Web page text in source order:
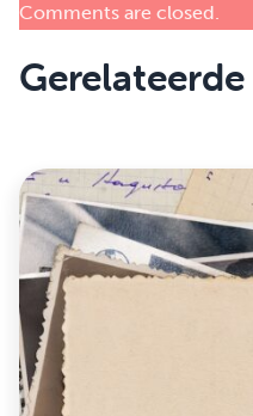
Comments are closed.
Gerelateerde